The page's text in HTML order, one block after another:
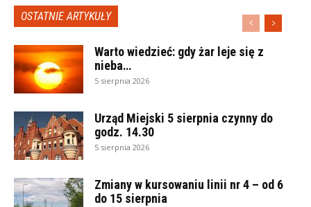
OSTATNIE ARTYKUŁY
Warto wiedzieć: gdy żar leje się z
nieba…
5 sierpnia 2026
Urząd Miejski 5 sierpnia czynny do
godz. 14.30
5 sierpnia 2026
Zmiany w kursowaniu linii nr 4 – od 6
do 15 sierpnia